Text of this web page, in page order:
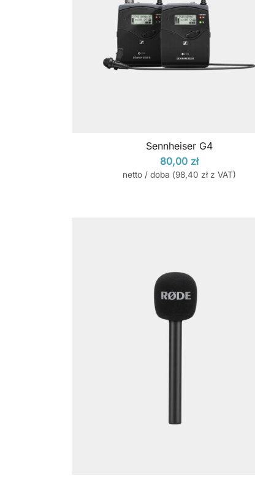
Sennheiser G4
80,00 zł
netto / doba (98,40 złz VAT)